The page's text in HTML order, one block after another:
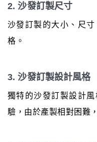
2. 沙發訂製尺寸
沙發訂製的大小、尺
格。
3. 沙發訂製設計風格
獨特的沙發訂製設計
驗，由於產製相對困難